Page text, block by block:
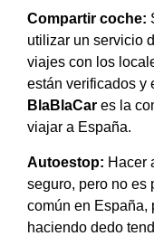
Compartir coche:
utilizar un servicio
viajes con los
están verificados y
BlaBlaCar es la
viajar a España.
Autoestop: Hacer
seguro, pero no es
común en España,
haciendo dedo